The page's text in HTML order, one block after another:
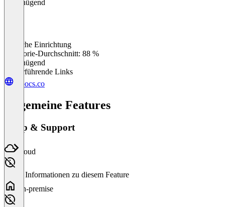
Ungenügend
Einfache Einrichtung
Kategorie-Durchschnitt: 88 %
Ungenügend
Weiterführende Links
scoocs.co
Allgemeine Features
Setup & Support
Cloud
Keine Informationen zu diesem Feature
On-premise